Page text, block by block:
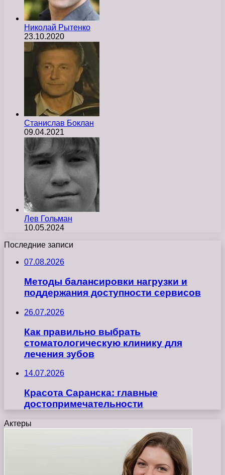
Николай Рытенко
23.10.2020
Станислав Боклан
09.04.2021
Лев Гольман
10.05.2024
Последние записи
07.08.2026
Методы балансировки нагрузки и
поддержания доступности сервисов
26.07.2026
Как правильно выбрать
стоматологическую клинику для
лечения зубов
14.07.2026
Красота Саранска: главные
достопримечательности
Актеры